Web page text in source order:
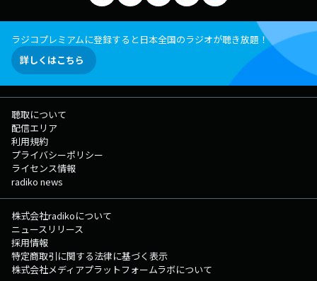
ラジコプレミアムに登録すると日本全国のラジオが聴き放題！
詳しくはこちら
聴取について
配信エリア
利用規約
プライバシーポリシー
ライセンス情報
radiko news
株式会社radikoについて
ニュースリリース
採用情報
特定商取引に関する法律に基づく表示
株式会社メディアプラットフォームラボについて